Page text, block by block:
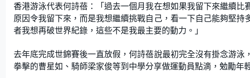
4
7
.
3
7
%
香港游泳代表何詩蓓：「過去一個月我在想如果我留下來繼續
原因令我留下來，而是我想繼續挑戰自己，看一下自己能夠堅
者我想再破世界紀錄，這些不是我最主要的動力。」
去年底完成世錦賽後一直放假，何詩蓓說最初完全沒有掛念游
拳擊的曹星如、騎師梁家俊等到中學分享做運動員點滴，勉勵年